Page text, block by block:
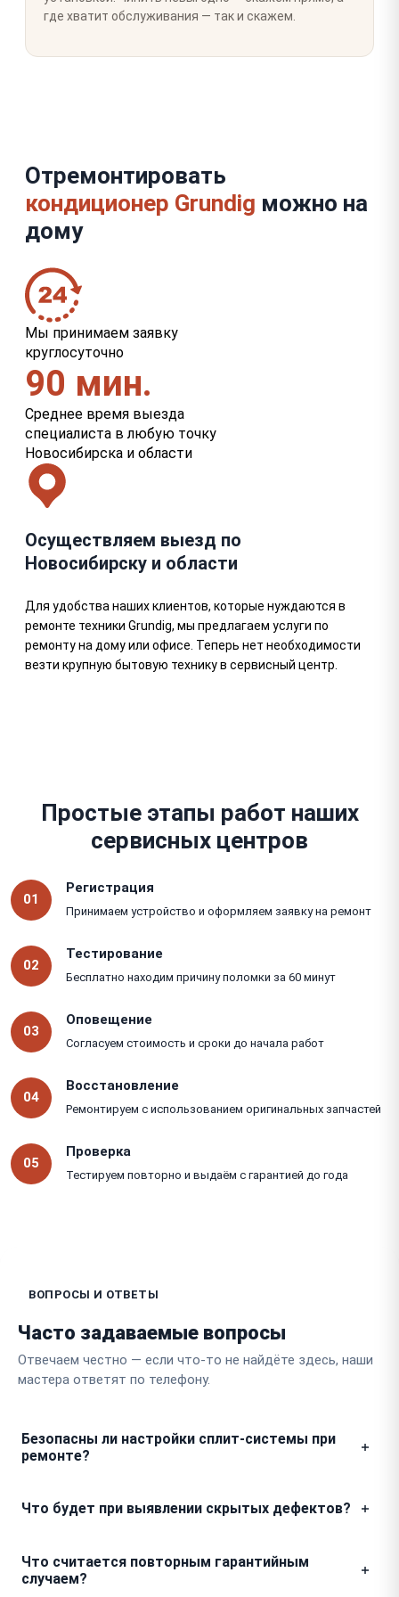
где хватит обслуживания — так и скажем.
Отремонтировать
кондиционер Grundig можно на
дому
Мы принимаем заявку
круглосуточно
90 мин.
Среднее время выезда
специалиста в любую точку
Новосибирска и области
Осуществляем выезд по
Новосибирску и области
Для удобства наших клиентов, которые нуждаются в
ремонте техники Grundig, мы предлагаем услуги по
ремонту на дому или офисе. Теперь нет необходимости
везти крупную бытовую технику в сервисный центр.
Простые этапы работ наших
сервисных центров
01
Регистрация
Принимаем устройство и оформляем заявку на ремонт
02
Тестирование
Бесплатно находим причину поломки за 60 минут
03
Оповещение
Согласуем стоимость и сроки до начала работ
04
Восстановление
Ремонтируем с использованием оригинальных запчастей
05
Проверка
Тестируем повторно и выдаём с гарантией до года
ВОПРОСЫ И ОТВЕТЫ
Часто задаваемые вопросы
Отвечаем честно — если что-то не найдёте здесь, наши
мастера ответят по телефону.
Безопасны ли настройки сплит-системы при
ремонте?
настроек режимов работы и параметров
аппаратной частью, поэтому ваши данные по
таймерам и температурным предпочтениям
Что будет при выявлении скрытых дефектов?
не указанную в акте приемки, он обязательно
свяжется с вами для согласования стоимости. Мы
Что считается повторным гарантийным
случаем?